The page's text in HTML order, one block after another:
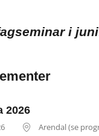
i
2026
Arendal (se